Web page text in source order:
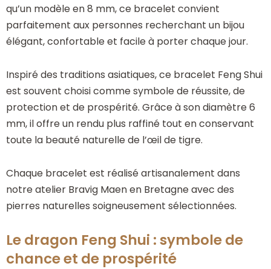
qu’un modèle en 8 mm, ce bracelet convient
parfaitement aux personnes recherchant un bijou
élégant, confortable et facile à porter chaque jour.
Inspiré des traditions asiatiques, ce bracelet Feng Shui
est souvent choisi comme symbole de réussite, de
protection et de prospérité. Grâce à son diamètre 6
mm, il offre un rendu plus raffiné tout en conservant
toute la beauté naturelle de l’œil de tigre.
Chaque bracelet est réalisé artisanalement dans
notre atelier Bravig Maen en Bretagne avec des
pierres naturelles soigneusement sélectionnées.
Le dragon Feng Shui : symbole de
chance et de prospérité